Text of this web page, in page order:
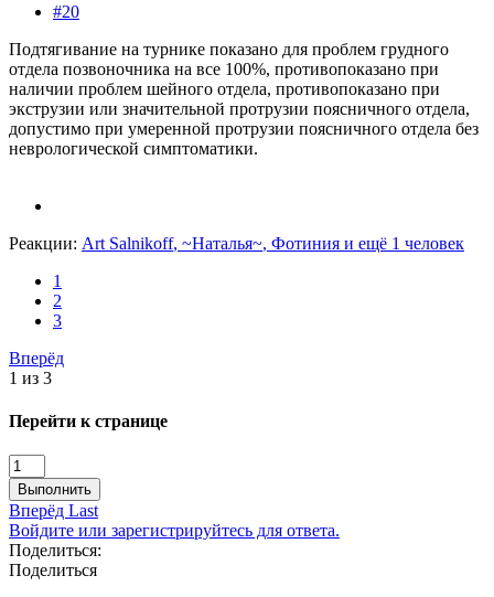
#20
Подтягивание на турнике показано для проблем грудного
отдела позвоночника на все 100%, противопоказано при
наличии проблем шейного отдела, противопоказано при
экструзии или значительной протрузии поясничного отдела,
допустимо при умеренной протрузии поясничного отдела без
неврологической симптоматики.
Реакции: Art Salnikoff, ~Наталья~, Фотиния и ещё 1 человек
1
2
3
Вперёд
1 из 3
Перейти к странице
Выполнить
Вперёд Last
Войдите или зарегистрируйтесь для ответа.
Поделиться:
Поделиться